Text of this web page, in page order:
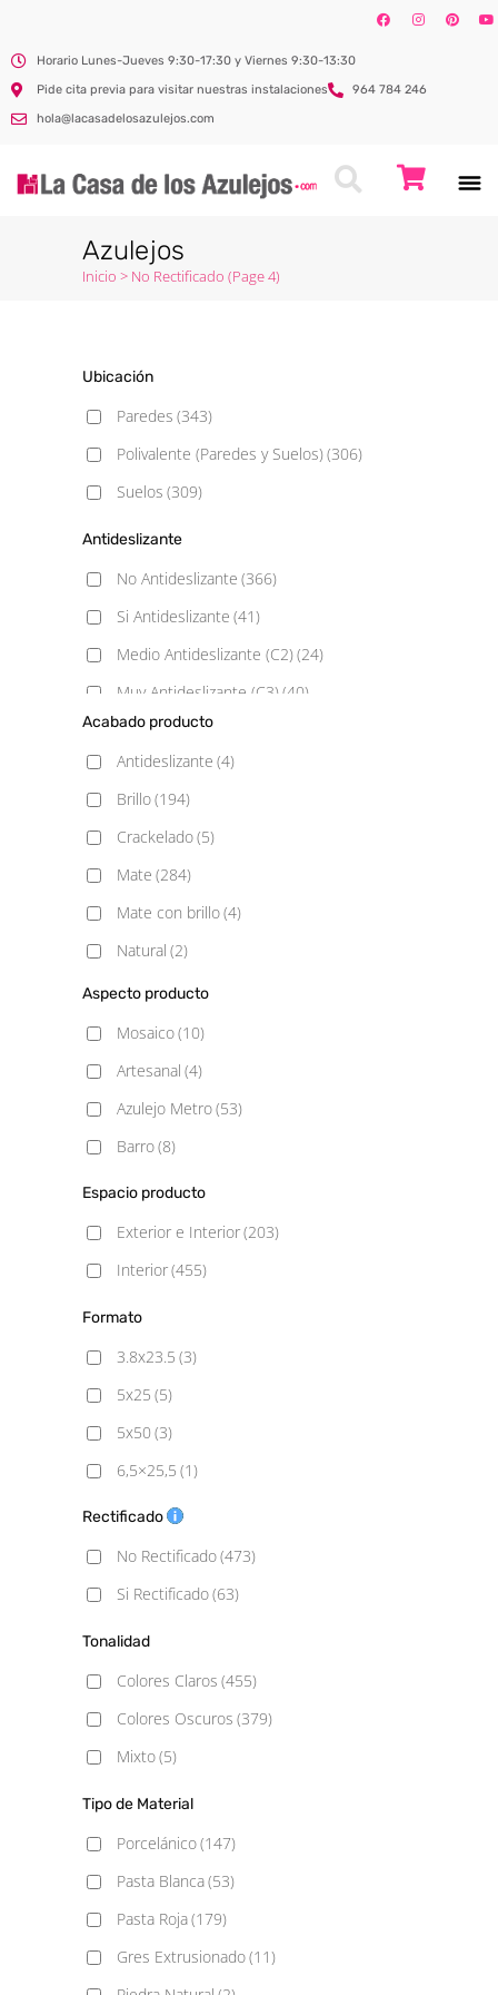
Horario Lunes-Jueves 9:30-17:30 y Viernes 9:30-13:30
Pide cita previa para visitar nuestras instalaciones
964 784 246
hola@lacasadelosazulejos.com
Azulejos
Inicio > No Rectificado (Page 4)
Ubicación
Paredes (343)
Polivalente (Paredes y Suelos)(306)
Suelos (309)
Antideslizante
No Antideslizante (366)
Si Antideslizante (41)
Medio Antideslizante (C2)(24)
Muy Antideslizante (C3)(40)
Poco Antideslizante (C1)
Acabado producto
Antideslizante (4)
Brillo(194)
Crackelado(5)
Mate (284)
Mate con brillo(4)
Natural (2)
Pulido(6)
Satinado (11)
Semipulido (3)
Aspecto producto
Mosaico(10)
Artesanal (4)
Azulejo Metro(53)
Barro(8)
Blancos (31)
Cemento
(49)
Decorado (3)
Mármol(22)
Metálico (6)
Monocolor(82)
Piedra
Rústico (84)
Vintage (7)
Espacio producto
Exterior e Interior(203)
Interior(455)
Formato
3.8x23.5 (3)
5x25 (5)
5x50 (3)
6,5×25,5 (1)
6,9x24 (1)
6.2x25
(1)
6.5x26.1
7.5x15(16)
7.5x20(1)
7.5x30(6)
10x10 (7)
10x10 Rugosa(1)
Rectificado
No Rectificado(473)
Si Rectificado(63)
Tonalidad
Colores Claros (455)
Colores Oscuros (379)
Mixto(5)
Tipo de Material
Porcelánico(147)
Pasta Blanca(53)
Pasta Roja(179)
Gres Extrusionado(11)